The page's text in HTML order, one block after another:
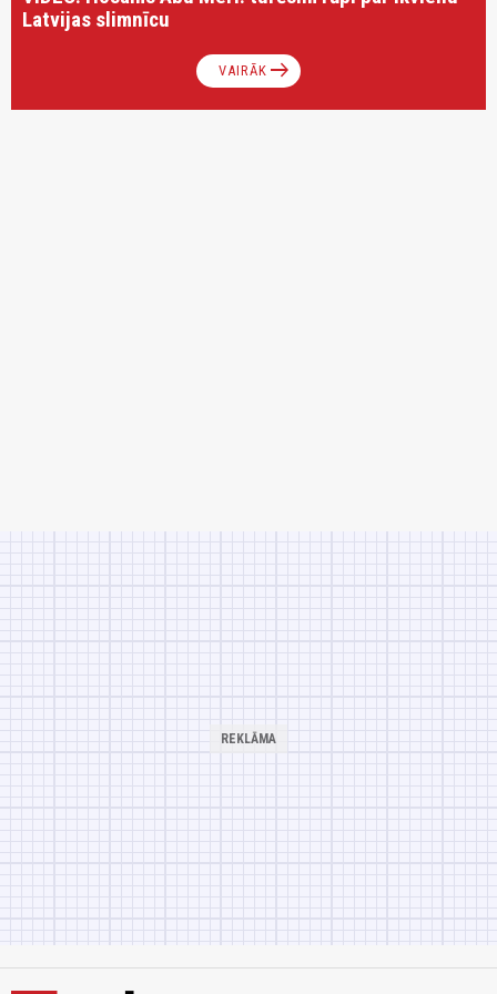
Latvijas slimnīcu
VAIRĀK arrow_right_alt